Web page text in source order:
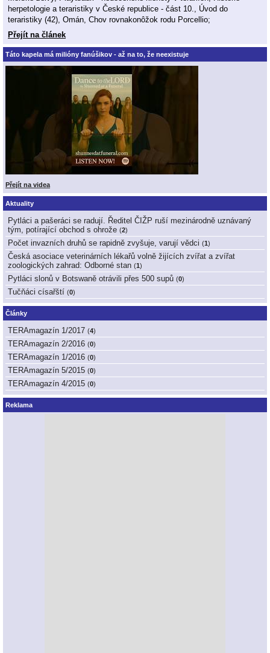
herpetologie a teraristiky v České republice - část 10., Úvod do
teraristiky (42), Omán, Chov rovnakonôžok rodu Porcellio;
Přejít na článek
Táto kapela má milióny fanúšikov - až na to, že neexistuje
Přejít na videa
Aktuality
Pytláci a pašeráci se radují. Ředitel ČIŽP ruší mezinárodně uznávaný
tým, potírající obchod s ohrože (2)
Počet invazních druhů se rapidně zvyšuje, varují vědci (1 )
Česká asociace veterinárních lékařů volně žijících zvířat a zvířat
zoologických zahrad: Odborné stan (1 )
Pytláci slonů v Botswaně otrávili přes 500 supů (0)
Tučňáci císařští (0)
Články
TERAmagazín 1/2017 (4)
TERAmagazín 2/2016 (0)
TERAmagazín 1/2016 (0)
TERAmagazín 5/2015 (0)
TERAmagazín 4/2015 (0)
Reklama